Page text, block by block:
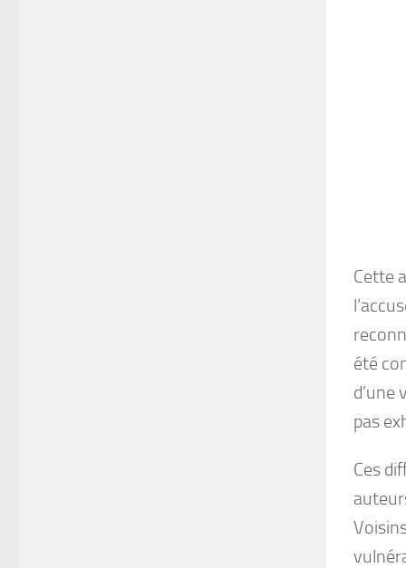
Cette
été
d’une
pas
Ces